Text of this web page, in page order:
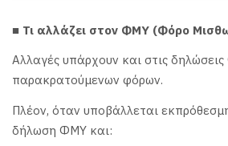
■ Τι αλλάζει στον ΦΜΥ (Φόρο
Αλλαγές υπάρχουν και στις
παρακρατούμενων φόρων.
Πλέον, όταν υποβάλλεται
δήλωση ΦΜΥ και: